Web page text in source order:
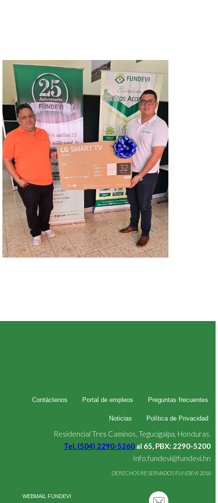
Contáctenos Portal de empleos Preguntas frecuentes
Noticias Política de Privacidad
Residencial Tres Caminos, Tegucigalpa, Honduras.
Tel. (504) 2290-5260 al 65, PBX: 2290-5200
Info.fundevi@fundevi.hn
DERECHOS RESERVADOS FUNDEVI 2018
WEBMAIL FUNDEVI